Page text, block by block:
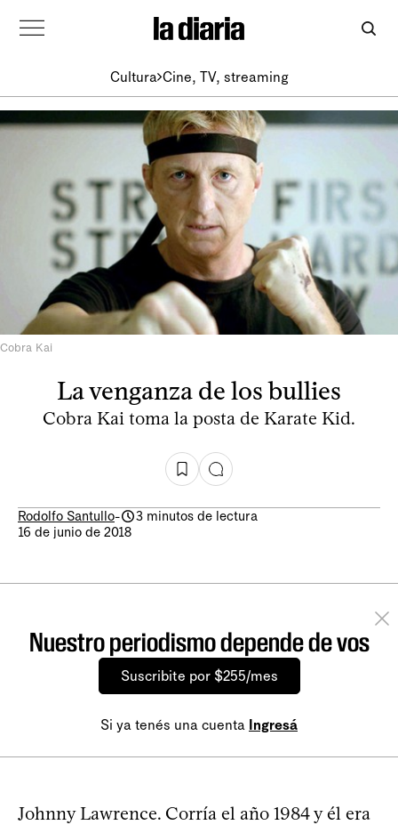
Cultura Cine, TV, streaming
Cobra Kai
La venganza de los bullies
Cobra Kai toma la posta de Karate Kid.
Rodolfo Santullo-
3 minutos de lectura
16 de junio de 2018
Nuestro periodismo depende de vos
Suscribite por $255/mes
Si ya tenés una cuenta Ingresá
Johnny Lawrence. Corría el año 1984 y él era